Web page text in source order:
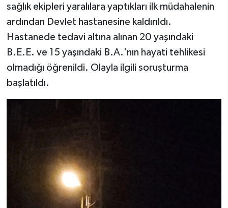
sağlık ekipleri yaralılara yaptıkları ilk müdahalenin
ardından Devlet hastanesine kaldırıldı.
Hastanede tedavi altına alınan 20 yaşındaki
B.E.E. ve 15 yaşındaki B.A.'nın hayati tehlikesi
olmadığı öğrenildi. Olayla ilgili soruşturma
başlatıldı.